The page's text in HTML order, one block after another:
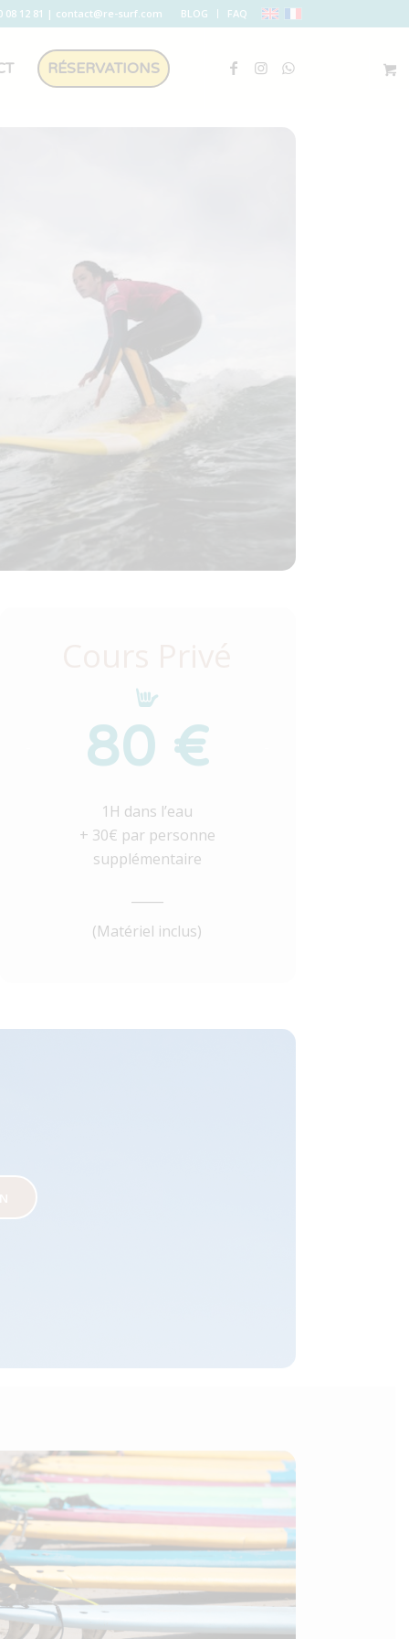
BLOG FAQ
08 12 81 | contact@re-surf.com
RÉSERVATIONS
80 €
1H dans l’eau
+ 30€ par personne
supplémentaire
(Matériel inclus)